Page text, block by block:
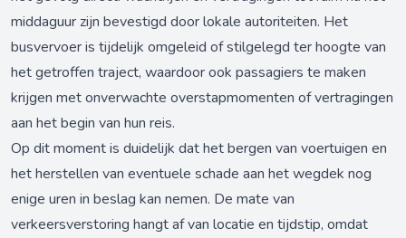
middaguur zijn bevestigd door lokale autoriteiten. Het
busvervoer is tijdelijk omgeleid of stilgelegd ter hoogte van
het getroffen traject, waardoor ook passagiers te maken
krijgen met onverwachte overstapmomenten of vertragingen
aan het begin van hun reis.
Op dit moment is duidelijk dat het bergen van voertuigen en
het herstellen van eventuele schade aan het wegdek nog
enige uren in beslag kan nemen. De mate van
verkeersverstoring hangt af van locatie en tijdstip, omdat